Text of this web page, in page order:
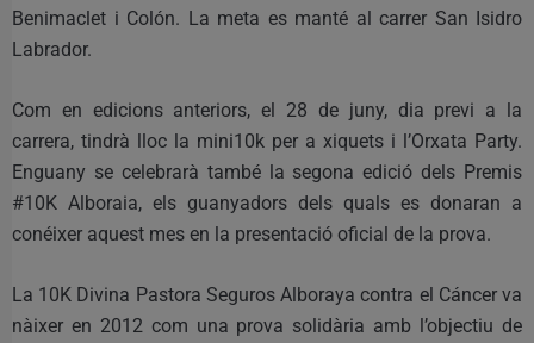
Benimaclet i Colón. La meta es manté al carrer San Isidro
Labrador.
Com en edicions anteriors, el 28 de juny, dia previ a la
carrera, tindrà lloc la mini10k per a xiquets i l’Orxata Party.
Enguany se celebrarà també la segona edició dels Premis
#10K Alboraia, els guanyadors dels quals es donaran a
conéixer aquest mes en la presentació oficial de la prova.
La 10K Divina Pastora Seguros Alboraya contra el Cáncer va
nàixer en 2012 com una prova solidària amb l’objectiu de